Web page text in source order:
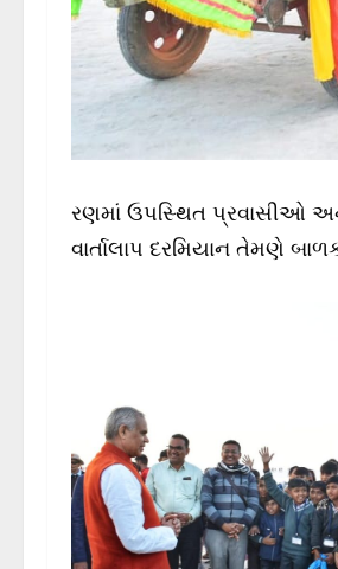
રણમાં ઉપસ્થિત પ્રવાસીઓ
વાર્તાલાપ દરમિયાન તેમણે